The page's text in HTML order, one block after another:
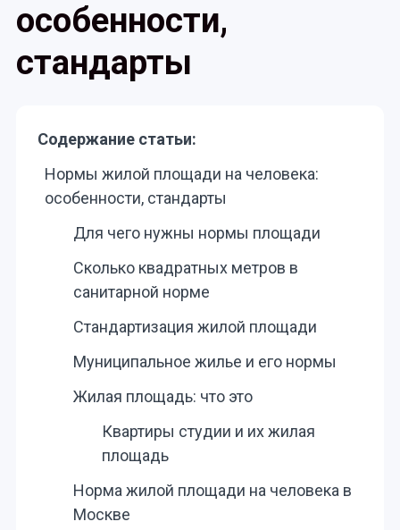
особенности,
стандарты
Содержание статьи:
Нормы жилой площади на человека:
особенности, стандарты
Для чего нужны нормы площади
Сколько квадратных метров в
санитарной норме
Стандартизация жилой площади
Муниципальное жилье и его нормы
Жилая площадь: что это
Квартиры студии и их жилая
площадь
Норма жилой площади на человека в
Москве